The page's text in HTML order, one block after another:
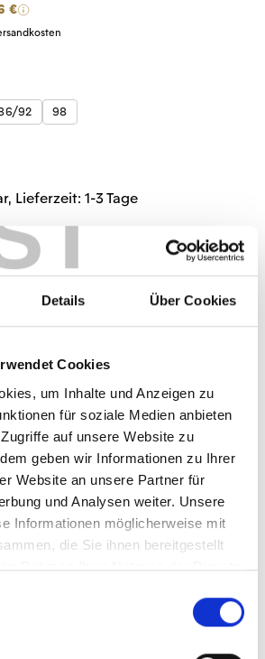
Details Über Cookies
Cookies
um Inhalte und Anzeigen zu
für soziale Medien anbieten
auf unsere Website zu
geben wir Informationen zu Ihrer
Website an unsere Partner für
und Analysen weiter. Unsere
Informationen möglicherweise mit
die Sie ihnen bereitgestellt
Rahmen Ihrer Nutzung der Dienste
€
92 98
Gib den gewünschten
Lieferzeit: 1-3 Tage
DEN WARENKORB
PRODUKTE
Baby Mütze Fastnacht